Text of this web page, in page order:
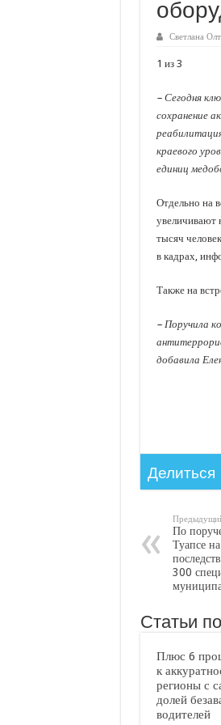
С нового учебного
В Краснодарском
Важные правила
Стартовал прием
Светлана
1 из 3
– Сегодня
сохранение
краевого
единиц
Отдельно на
увеличивают
тысяч
в кадрах,
Также на
– Поручила
добавила
Делиться
По
Туапсе
300
Статьи
Плюс 6
к
регионы с
долей
водителей